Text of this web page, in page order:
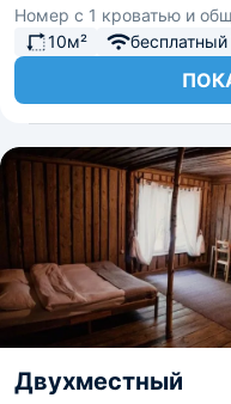
Номер с 1 кроватью и
10м²
Двухместный